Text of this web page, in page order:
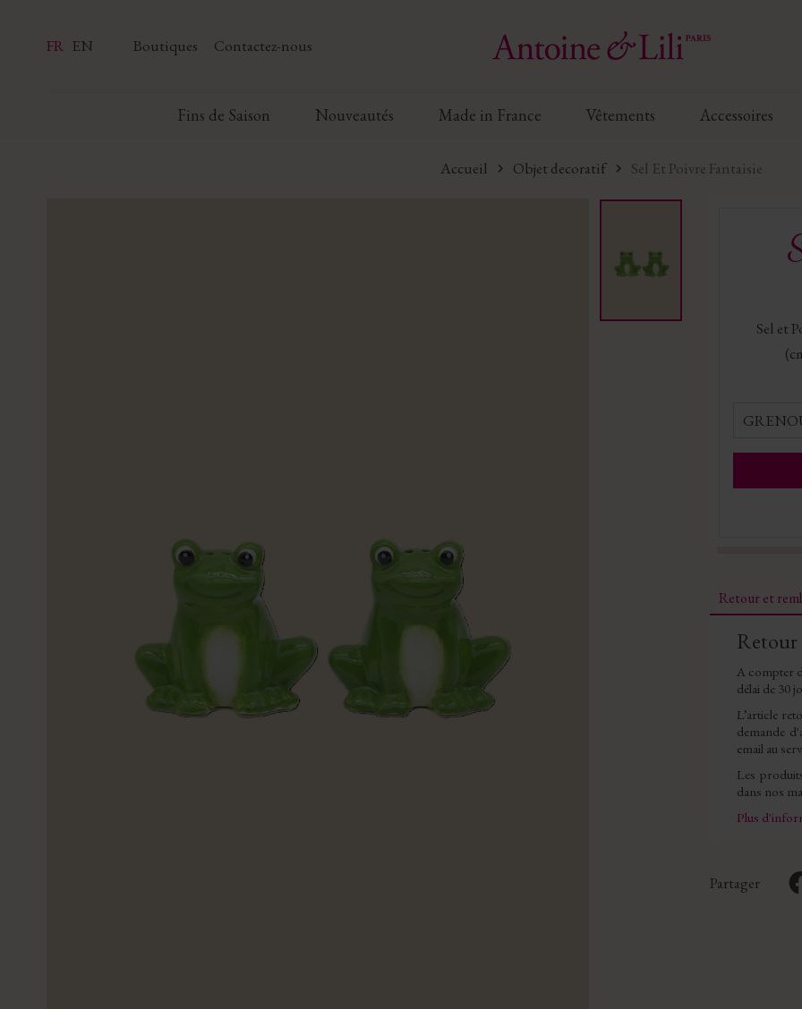
FR EN Boutiques Contactez-nous
Fins de Saison Nouveautés Made in France Vêtements Accessoires
Accueil Objet decoratif Sel Et Poivre Fantaisie
Sel et
Retour et
Retour
A compter
délai de 30
L’article
demande
email au
Les
dans nos
Plus
Partager